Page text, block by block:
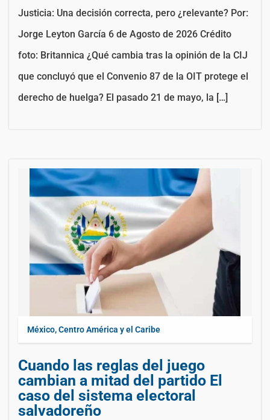
Justicia: Una decisión correcta, pero ¿relevante? Por:
Jorge Leyton García 6 de Agosto de 2026 Crédito
foto: Britannica ¿Qué cambia tras la opinión de la CIJ
que concluyó que el Convenio 87 de la OIT protege el
derecho de huelga? El pasado 21 de mayo, la […]
México, Centro América y el Caribe
Cuando las reglas del juego
cambian a mitad del partido El
caso del sistema electoral
salvadoreño